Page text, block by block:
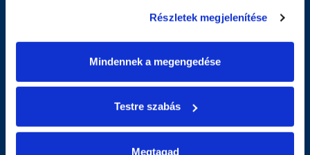
Részletek megjelenítése
Mindennek a megengedése
Testre szabás
Megtagad
INFORMÁCIÓ
Gyártás
Blogok
Hírek
Rólunk
Termékpanasz